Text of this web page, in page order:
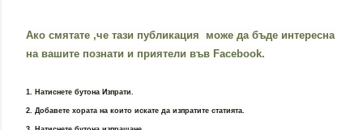
Ако смятате ,че тази публикация може да бъде интересна
на вашите познати и приятели във Facebook.
1. Натиснете бутона Изпрати.
2. Добавете хората на които искате да изпратите статията.